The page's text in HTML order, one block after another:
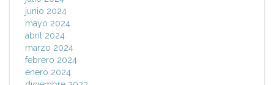
junio 2024
mayo 2024
abril 2024
marzo 2024
febrero 2024
enero 2024